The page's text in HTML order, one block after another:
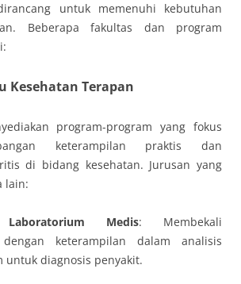
untuk memenuhi kebutuhan
Beberapa fakultas dan program
Kesehatan Terapan
program-program yang fokus
keterampilan praktis dan
di bidang kesehatan. Jurusan yang
lain:
Medis: Membekali
dengan keterampilan dalam analisis
untuk diagnosis penyakit.